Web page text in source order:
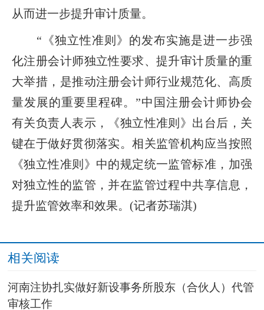
从而进一步提升审计质量。
“《独立性准则》的发布实施是进一步强
化注册会计师独立性要求、提升审计质量的重
大举措，是推动注册会计师行业规范化、高质
量发展的重要里程碑。”中国注册会计师协会
有关负责人表示，《独立性准则》出台后，关
键在于做好贯彻落实。相关监管机构应当按照
《独立性准则》中的规定统一监管标准，加强
对独立性的监管，并在监管过程中共享信息，
提升监管效率和效果。(记者苏瑞淇)
相关阅读
河南注协扎实做好新设事务所股东（合伙人）代管
审核工作